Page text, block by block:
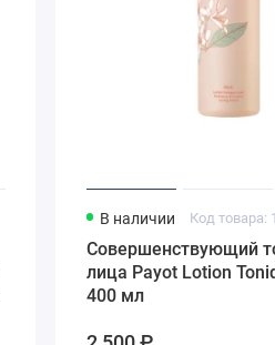
В наличии Код товара:
Совершенствующий
лица Payot Lotion
400 мл